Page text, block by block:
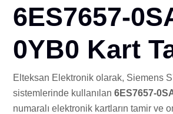
6ES7657-
0YB0 Kart
Elteksan Elektronik olarak, Siemens
sistemlerinde kullanılan 6ES7657-
numaralı elektronik kartların tamir ve